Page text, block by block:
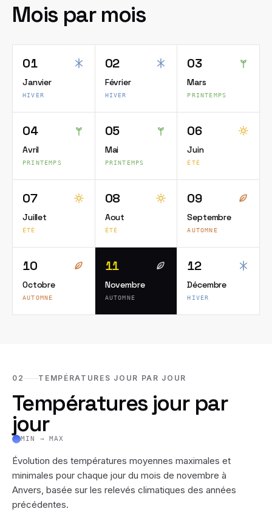
Mois par mois
01
Janvier
HIVER
02
Février
HIVER
03
Mars
PRINTEMPS
04
Avril
PRINTEMPS
05
Mai
PRINTEMPS
06
Juin
ÉTÉ
07
Juillet
ÉTÉ
08
Aout
ÉTÉ
09
Septembre
AUTOMNE
10
Octobre
AUTOMNE
11
Novembre
AUTOMNE
12
Décembre
HIVER
02 TEMPÉRATURES JOUR PAR JOUR
Températures jour par
jour
MIN → MAX
Évolution des températures moyennes maximales et
minimales pour chaque jour du mois de novembre à
Anvers, basée sur les relevés climatiques des années
précédentes.